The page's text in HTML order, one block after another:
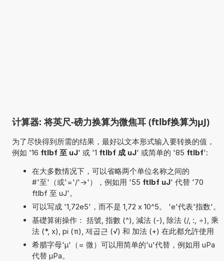
计算器: 将英尺-磅力换算为微焦耳 (ftlbf换算为µJ)
为了尽快得到所需的结果，最好以文本形式输入要转换的值，
例如 '16 ftlbf 至 uJ' 或 '1 ftlbf 成 uJ' 或简单的 '85 ftlbf':
在大多数情况下，可以省略两个单位名称之间的
#'至'（或'='/'->'），例如用 '55 ftlbf uJ' 代替 '70
ftlbf 至 uJ'。
可以写成 '1,72e5'，而不是 1,72 x 10^5。 'e'代表'指数'。
基礎算術操作： 括號, 指數 (^), 減法 (-), 除法 (/, :, ÷), 乘
法 (*, x), pi (π), 제곱근 (√) 和 加法 (+) 在此都允許使用
希腊字母'µ'（= 微）可以用简单的'u'代替，例如用 uPa
代替 µPa。